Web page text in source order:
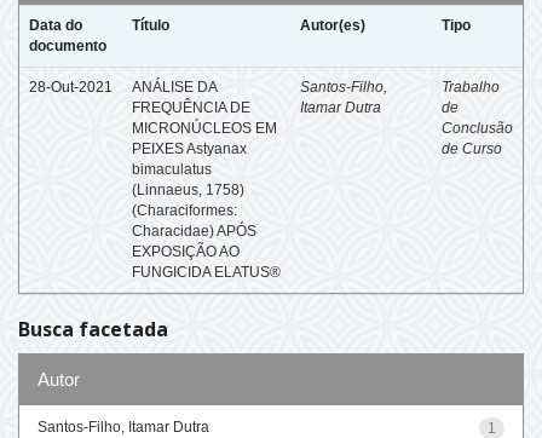
Data do
documento
Título Autor(es) Tipo
28-Out-2021
ANÁLISE DA
FREQUÊNCIA DE
MICRONÚCLEOS EM
PEIXES Astyanax
bimaculatus
(Linnaeus, 1758)
(Characiformes:
Characidae) APÓS
EXPOSIÇÃO AO
FUNGICIDA ELATUS®
Santos-Filho,
Itamar Dutra
Trabalho
de
Conclusão
de Curso
Busca facetada
Autor
1
Santos-Filho, Itamar Dutra